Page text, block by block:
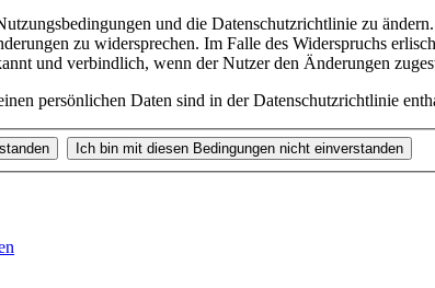
und die Datenschutzrichtlinie zu
zu widersprechen. Im Falle des Widerspruchs
und verbindlich, wenn der Nutzer den Änderungen
persönlichen Daten sind in der Datenschutzrichtlinie